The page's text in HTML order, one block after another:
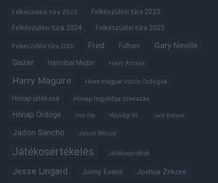
Felkészülési túra 2022 Felkészülési túra 2023
Felkészülési túra 2024 Felkészülési túra 2025
Felkészülési túra 2026 Fred Fulham Gary Neville
Glazer Hannibal Mejbri Harry Amass
Harry Maguire Híres magyar Vörös Ördögök
Hónap játékosa Hónap legjobbja szavazás
Hónap Ördöge Hull City Ifjúsági BL Jack Butland
Jadon Sancho Jason Wilcox
Játékosértékelés Játékosprofilok
Jesse Lingard Jonny Evans Joshua Zirkzee